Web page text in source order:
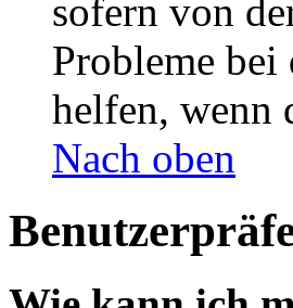
sofern von
Probleme bei
helfen, wenn
Nach oben